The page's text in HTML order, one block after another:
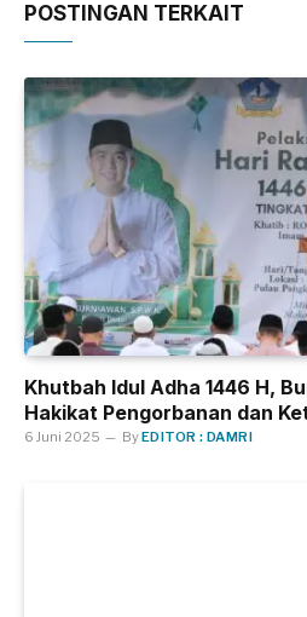
POSTINGAN TERKAIT
Khutbah Idul Adha 1446 H,
Hakikat Pengorbanan dan
6 Juni 2025 ByEDITOR : DAMRI